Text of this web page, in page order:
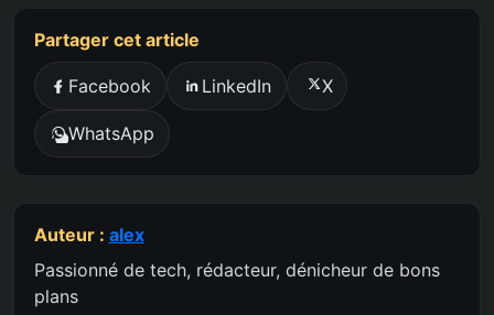
Partager cet article
Facebook LinkedIn X
WhatsApp
Auteur : alex
Passionné de tech, rédacteur, dénicheur de bons
plans